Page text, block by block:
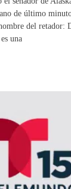
de último
del retador:
una